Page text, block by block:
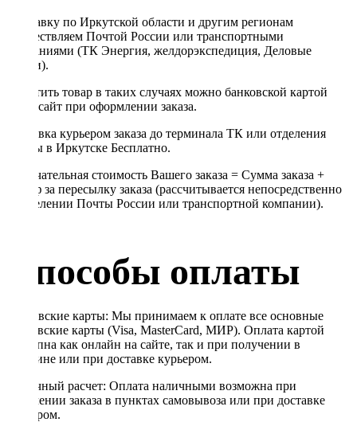
Отправку по Иркутской области и другим регионам
осуществляем Почтой России или транспортными
компаниями (ТК Энергия, желдорэкспедиция, Деловые
линии).
Оплатить товар в таких случаях можно банковской картой
через сайт при оформлении заказа.
Доставка курьером заказа до терминала ТК или отделения
Почты в Иркутске Бесплатно.
Окончательная стоимость Вашего заказа = Сумма заказа +
Тариф за пересылку заказа (рассчитывается непосредственно
в отделении Почты России или транспортной компании).
Способы оплаты
Банковские карты: Мы принимаем к оплате все основные
банковские карты (Visa, MasterCard, МИР). Оплата картой
доступна как онлайн на сайте, так и при получении в
магазине или при доставке курьером.
Наличный расчет: Оплата наличными возможна при
получении заказа в пунктах самовывоза или при доставке
курьером.